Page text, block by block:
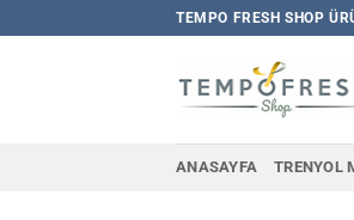
atla
TEMPO FRESH SHOP
ANASAYFA TRENYOL